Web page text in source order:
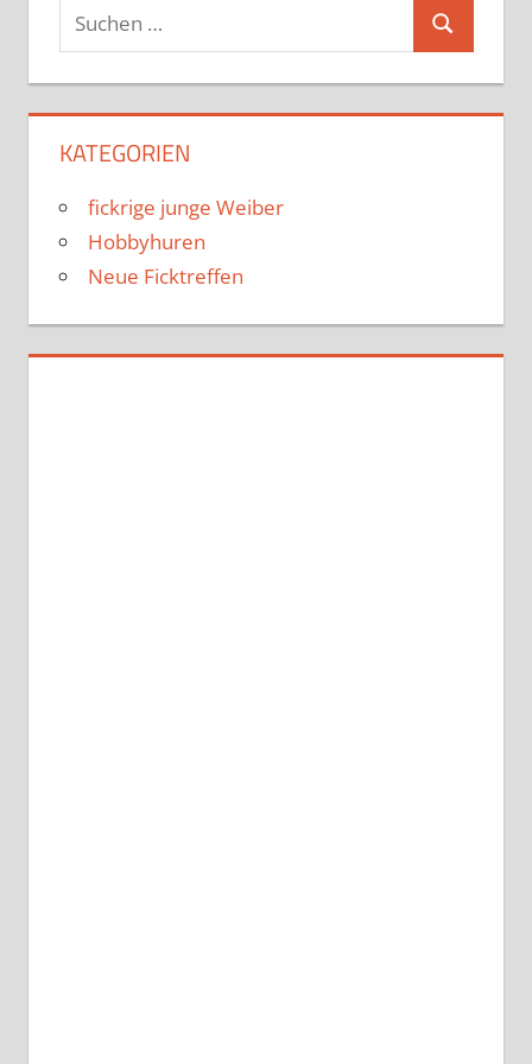
Suchen
nach:
Suchen
KATEGORIEN
fickrige junge Weiber
Hobbyhuren
Neue Ficktreffen